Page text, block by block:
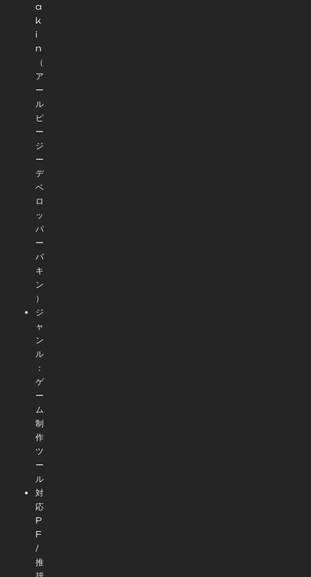
a
k
i
n
（
ア
ー
ル
ピ
ー
ジ
ー
デ
ベ
ロ
ッ
パ
ー
バ
キ
ン
）
ジ
ャ
ン
ル
：
ゲ
ー
ム
制
作
ツ
ー
ル
対
応
P
F
/
推